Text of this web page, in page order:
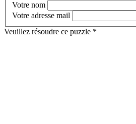
Votre nom
Votre adresse mail
Veuillez résoudre ce puzzle *